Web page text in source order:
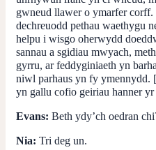
gwneud llawer o ymarfer
dechreuodd pethau waethygu
helpu i wisgo oherwydd
sannau a sgidiau mwyach,
gyrru, ar feddyginiaeth yn
niwl parhaus yn fy ymennydd.
yn gallu cofio geiriau hanner
Evans: Beth ydy’ch oedran
Nia: Tri deg un.